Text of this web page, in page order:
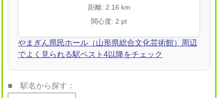
距離: 2.16 km
関心度: 2 pt
やまぎん県民ホール（山形県総合文化芸術館）周辺
でよく見られる駅ベスト4以降をチェック
■ 駅名から探す：